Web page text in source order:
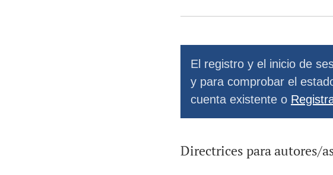
El registro y el inicio de
y para comprobar el
cuenta existente o
Directrices para autores/